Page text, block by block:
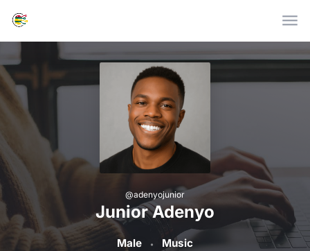
@adenyojunior
Junior Adenyo
Male Music